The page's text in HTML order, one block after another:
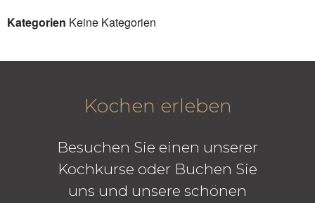
Kategorien Keine Kategorien
Kochen erleben
Besuchen Sie einen unserer
Kochkurse oder Buchen Sie
uns und unsere schönen